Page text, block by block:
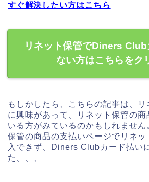
すぐ解決したい方はこちら
リネット保管でDiners Club
ない方はこちらをク
もしかしたら、こちらの記事は、
に興味があって、リネット保管の商
いる方がみているのかもしれません
保管の商品の支払いページでリネ
入できず、Diners Clubカード払い
た、、、